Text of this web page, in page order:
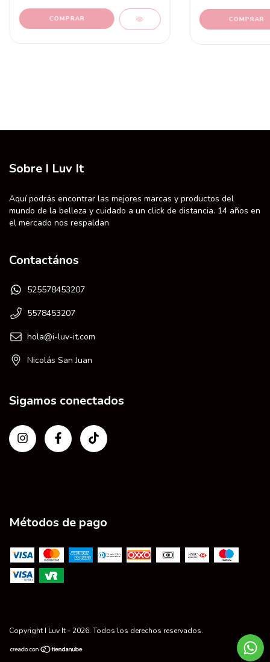
Sobre I Luv It
Aquí podrás encontrar las mejores marcas y productos del
mundo de la belleza y cuidado a un click de distancia. 14 años en
el mercado nos respaldan
Contactános
525578453207
5578453207
hola@i-luv-it.com
Nicolás San Juan
Sigamos conectados
Métodos de pago
Copyright I Luv It - 2026. Todos los derechos reservados.